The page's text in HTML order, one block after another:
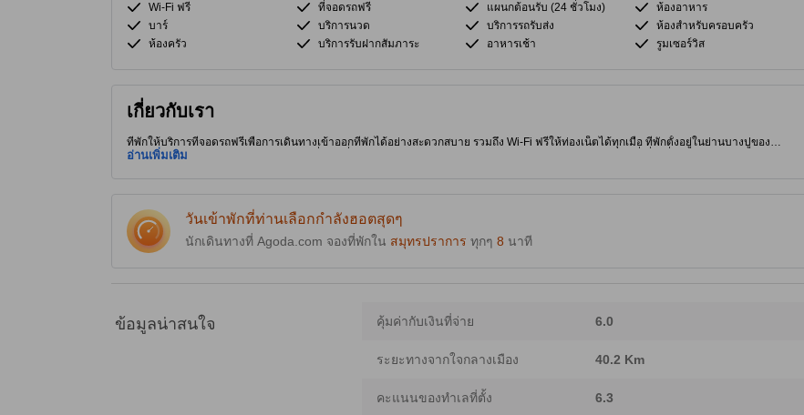
Wi-Fi ฟรี ที่จอดรถฟรี แผนกต้อนรับ (24 ชั่วโมง)
ห้องอาหาร
บาร์
บริการนวด บริการรถรับส่ง
ห้องสำหรับครอบครัว
ห้องครัว
บริการรับฝากสัมภาระ อาหารเช้า รูมเซอร์วิส
เกี่ยวกับเรา
ที่พักให้บริการที่จอดรถฟรีเพื่อการเดินทางเข้าออกที่พักได้อย่างสะดวกสบาย รวมถึง Wi-Fi ฟรีให้ท่องเน็ตได้ทุกเมื่อ ที่พักตั้งอยู่ในย่านบางปูของ
สมุทรปราการ ผู้เข้าพักจึงได้อยู่ใกล้สถานที่ท่องเที่ยวน่าสนใจและร้านอาหารอร่อยๆ ทริปยังไม่จบถ้าไม่ได้แวะไปที่เที่ยวชื่อดังอย่าง Rabiang Thale
อ่านเพิ่มเติม
วันเข้าพักที่ท่านเลือกกำลังฮอตสุดๆ
นักเดินทางที่ Agoda.com จองที่พักใน สมุทรปราการ ทุกๆ 8 นาที
ข้อมูลน่าสนใจ คุ้มค่ากับเงินที่จ่าย 6.0
ระยะทางจากใจกลางเมือง 40.2 Km
คะแนนของทำเลที่ตั้ง 6.3